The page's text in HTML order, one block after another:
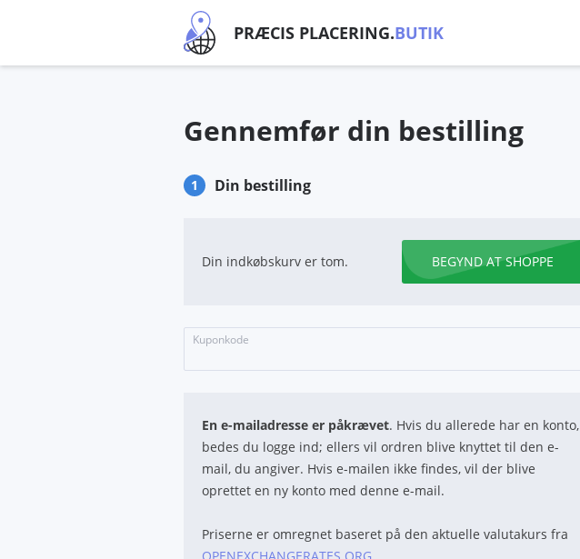
PRÆCIS PLACERING.BUTIK
Gennemfør din bestilling
1 Din bestilling
Din indkøbskurv er tom. BEGYND AT SHOPPE
Kuponkode
En e-mailadresse er påkrævet. Hvis du allerede har en konto,
bedes du logge ind; ellers vil ordren blive knyttet til den e-
mail, du angiver. Hvis e-mailen ikke findes, vil der blive
oprettet en ny konto med denne e-mail.
Priserne er omregnet baseret på den aktuelle valutakurs fra